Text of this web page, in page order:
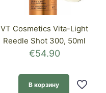
VT Cosmetics Vita-Light
Reedle Shot 300, 50ml
€54.90
В корзину